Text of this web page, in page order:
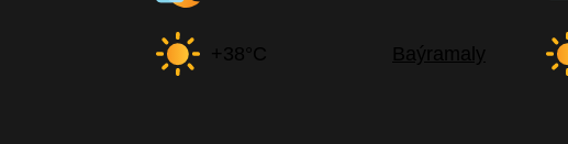
+38°C Baýramaly